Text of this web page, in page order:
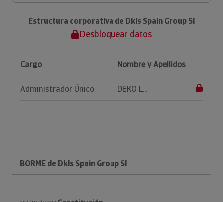
Estructura corporativa de Dkls Spain Group Sl
Desbloquear datos
Cargo Nombre y Apellidos
Administrador Único DEKO L...
BORME de Dkls Spain Group Sl